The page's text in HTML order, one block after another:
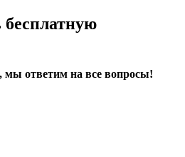
бесплатную
мы ответим на все вопросы!